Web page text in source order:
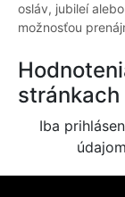
osláv, jubileí
možnosťou
stránkach
Iba